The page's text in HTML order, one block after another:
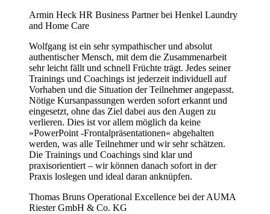
Armin Heck HR Business Partner bei Henkel Laundry
and Home Care
Wolfgang ist ein sehr sympathischer und absolut
authentischer Mensch, mit dem die Zusammenarbeit
sehr leicht fällt und schnell Früchte trägt. Jedes seiner
Trainings und Coachings ist jederzeit individuell auf
Vorhaben und die Situation der Teilnehmer angepasst.
Nötige Kursanpassungen werden sofort erkannt und
eingesetzt, ohne das Ziel dabei aus den Augen zu
verlieren. Dies ist vor allem möglich da keine
»PowerPoint -Frontalpräsentationen« abgehalten
werden, was alle Teilnehmer und wir sehr schätzen.
Die Trainings und Coachings sind klar und
praxisorientiert – wir können danach sofort in der
Praxis loslegen und ideal daran anknüpfen.
Thomas Bruns Operational Excellence bei der AUMA
Riester GmbH & Co. KG